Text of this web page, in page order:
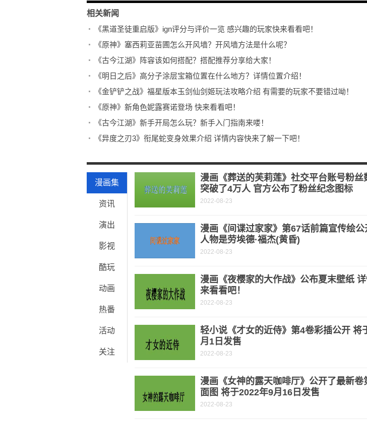
相关新闻
《黑道圣徒重启版》ign评分与评价一览 感兴趣的玩家快来看看吧！
《原神》塞西莉亚苗圃怎么开风墙？开风墙方法是什么呢？
《古今江湖》阵容该如何搭配？搭配推荐分享给大家！
《明日之后》高分子涂层宝箱位置在什么地方？详情位置介绍！
《金铲铲之战》福星版本玉剑仙剑姬玩法攻略介绍 有需要的玩家不要错过呦！
《原神》新角色妮露赛诺登场 快来看看吧！
《古今江湖》新手开局怎么玩？新手入门指南来喽！
《异度之刃3》衔尾蛇变身效果介绍 详情内容快来了解一下吧！
漫画集
资讯
演出
影视
酷玩
动画
热番
活动
关注
漫画《葬送的芙莉莲》社交平台账号粉丝
突破了4万人 官方公布了粉丝纪念图标
2022-08-23
漫画《间谍过家家》第67话前篇宣传绘公
人物是劳埃德·福杰(黄昏)
2022-08-23
漫画《夜樱家的大作战》公布夏末壁纸
来看看吧！
2022-08-23
轻小说《才女的近侍》第4卷彩插公开 将
月1日发售
2022-08-23
漫画《女神的露天咖啡厅》公开了最新卷
面图 将于2022年9月16日发售
2022-08-23